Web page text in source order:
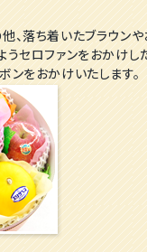
、落ち着いたブラウン
うセロファンをおかけし
ンをおかけいたします。